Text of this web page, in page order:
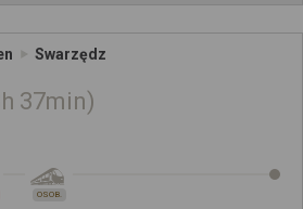
Swarzędz
37min
OSOB.